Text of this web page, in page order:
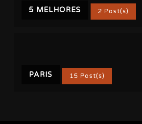
5 MELHORES 2 Post(s)
PARIS 15 Post(s)